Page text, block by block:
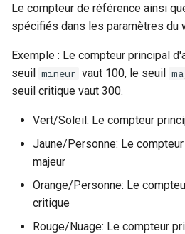
Le compteur de référence ainsi
spécifiés dans les paramètres du
Exemple : Le compteur principal
seuil mineur vaut 100, le seuil
seuil critique vaut 300.
Vert/Soleil: Le compteur
Jaune/Personne: Le
majeur
Orange/Personne: Le
critique
Rouge/Nuage: Le compteur